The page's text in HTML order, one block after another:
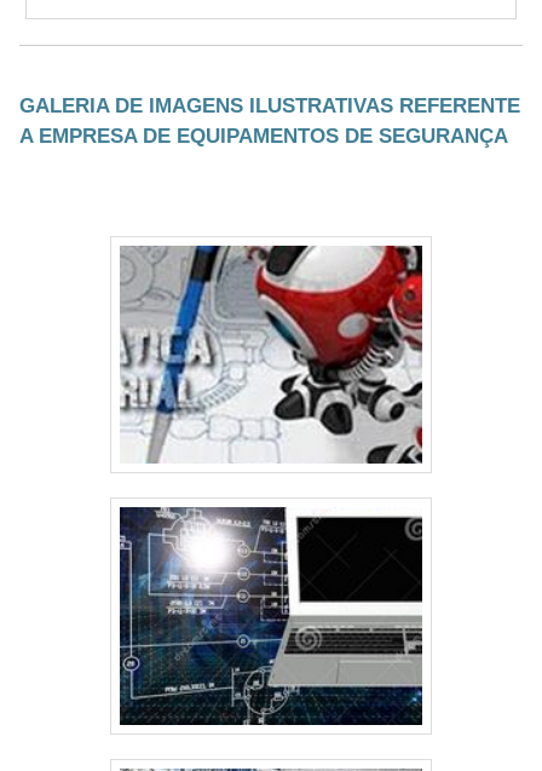
GALERIA DE IMAGENS ILUSTRATIVAS REFERENTE
A EMPRESA DE EQUIPAMENTOS DE SEGURANÇA